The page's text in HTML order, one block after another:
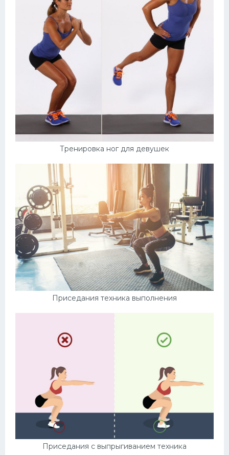
Тренировка ног для девушек
Приседания техника выполнения
Приседания с выпрыгиванием техника